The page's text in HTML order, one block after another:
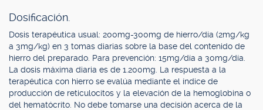
Dosificación.
Dosis terapéutica usual: 200mg-300mg de hierro/día (2mg/kg
a 3mg/kg) en 3 tomas diarias sobre la base del contenido de
hierro del preparado. Para prevención: 15mg/día a 30mg/día.
La dosis máxima diaria es de 1.200mg. La respuesta a la
terapéutica con hierro se evalúa mediante el índice de
producción de reticulocitos y la elevación de la hemoglobina o
del hematócrito. No debe tomarse una decisión acerca de la